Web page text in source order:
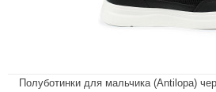
Полуботинки для мальчика (Antilopa)